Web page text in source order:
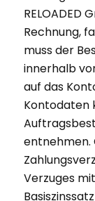
RELOADED
Rechnung,
muss der
innerhalb
auf das
Kontodaten
entnehmen.
Verzuges